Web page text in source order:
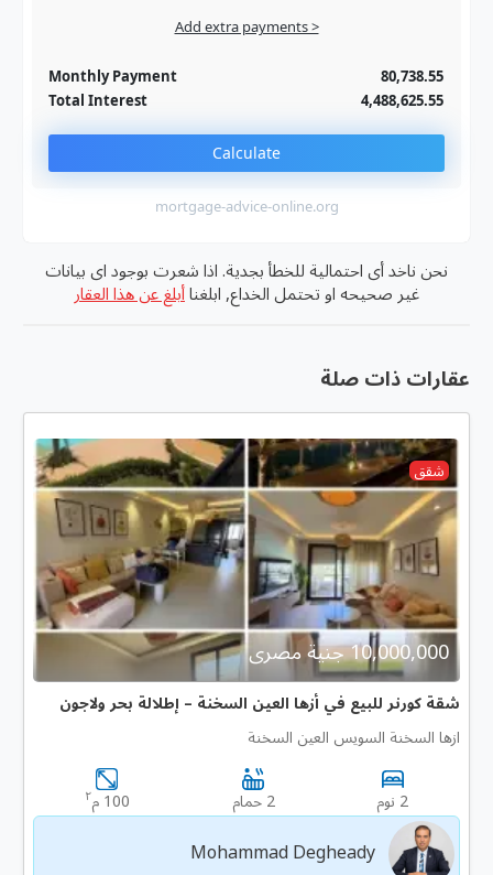
Add extra payments >
Monthly Payment
80,738.55
Total Interest
4,488,625.55
Calculate
mortgage-advice-online.org
نحن ناخد أى احتمالية للخطأ بجدية. اذا شعرت بوجود اى بيانات
غير صحيحه او تحتمل الخداع, ابلغنا أبلغ عن هذا العقار
عقارات ذات صلة
شقق
10,000,000 جنية مصرى
شقة كورنر للبيع في أزها العين السخنة – إطلالة بحر ولاجون
ازها السخنة السويس العين السخنة
2 نوم 2 حمام 100 م ٢
Mohammad Degheady